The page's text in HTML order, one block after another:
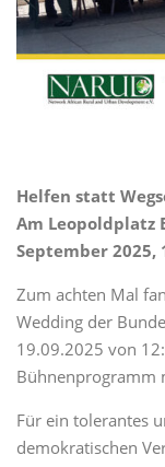
Helfen statt
Am Leopoldplatz
September 2025,
Zum achten Mal
Wedding der
19.09.2025 von
Bühnenprogramm
Für ein tolerantes
demokratischen